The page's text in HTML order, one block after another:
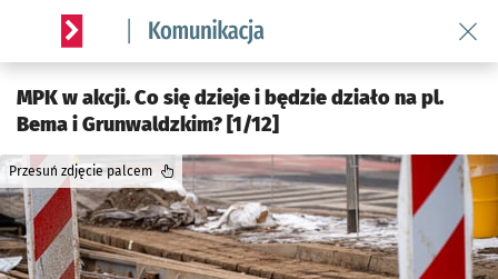
Serwis informacyjny wroclaw.pl podserwis: Komunikacja
MPK w akcji. Co się dzieje i będzie działo na pl.
Bema i Grunwaldzkim? [1/12]
Przesuń zdjęcie palcem